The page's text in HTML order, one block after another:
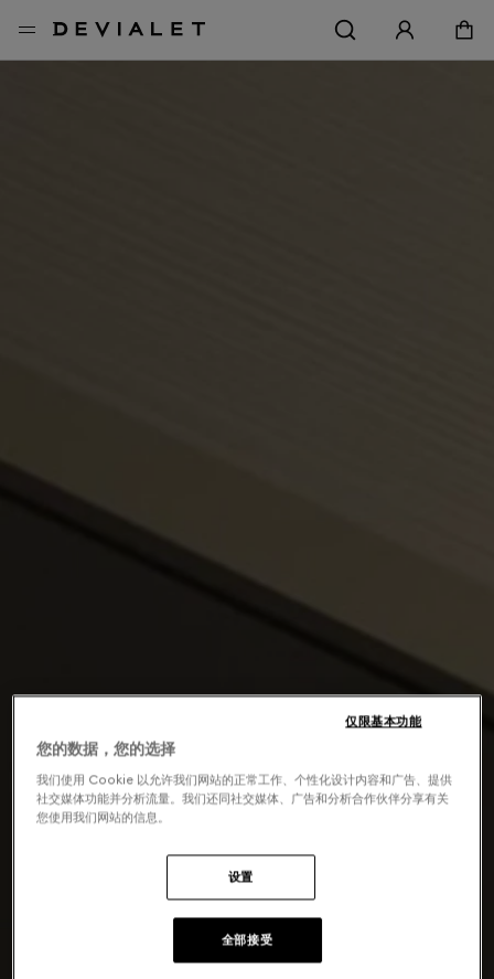
您的数据，您的选择
我们使用 Cookie 以允许我们网站的正常工作、个性化设计内容和广告、提供
社交媒体功能并分析流量。我们还同社交媒体、广告和分析合作伙伴分享有关
您使用我们网站的信息。
设置
仅限基本功能
全部接受